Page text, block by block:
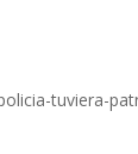
tuviera-